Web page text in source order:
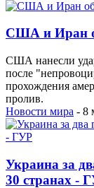
США и Иран
США нанесли
после
прохождения
пролив.
Новости мира - 8
Украина за
30 странах -